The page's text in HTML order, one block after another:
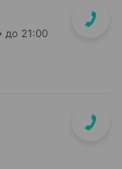
до 21:00